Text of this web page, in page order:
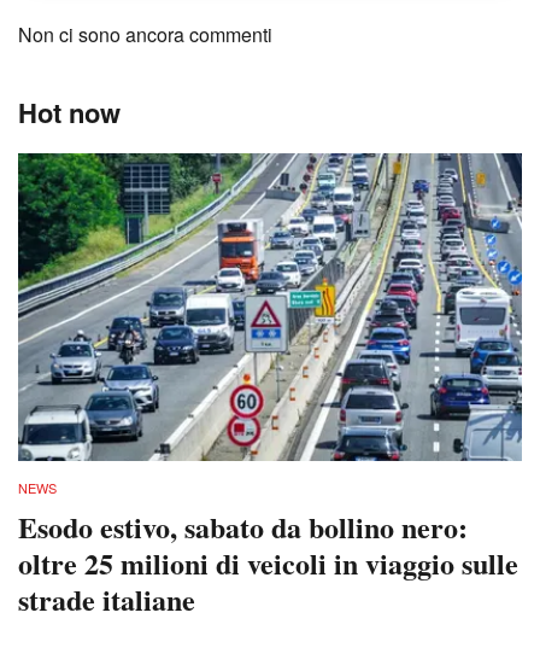
Non ci sono ancora commenti
Hot now
NEWS
Esodo estivo, sabato da bollino nero:
oltre 25 milioni di veicoli in viaggio sulle
strade italiane